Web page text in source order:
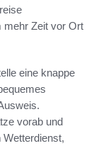
mehr Zeit vor Ort
eine knappe
vorab und